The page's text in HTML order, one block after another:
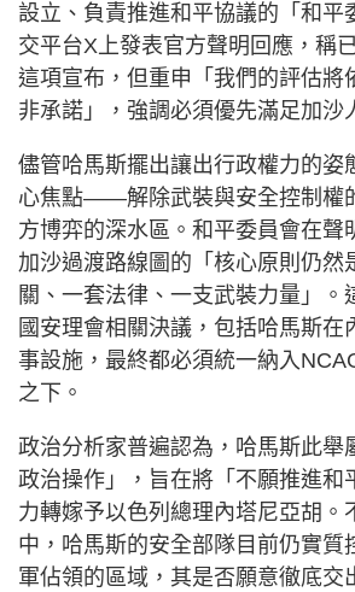
設立、負責推進和平協議的「和平
交平台X上發表官方聲明回應，稱
這項宣布，但重申「我們的評估將
非承諾」，強調必須優先滿足加沙
儘管哈馬斯擺出讓出行政權力的姿
心焦點——解除武裝與安全控制權
方博弈的深水區。和平委員會在聲
加沙過渡路線圖的「核心原則仍然
關、一套法律、一支武裝力量」。
國安理會相關決議，包括哈馬斯在
事設施，最終都必須統一納入
之下。
政治分析家普遍認為，哈馬斯此舉
政治操作」，旨在將「不願推進和
力轉嫁予以色列總理內塔尼亞胡。
中，哈馬斯的安全部隊目前仍實質
軍佔領的區域，其是否願意徹底交